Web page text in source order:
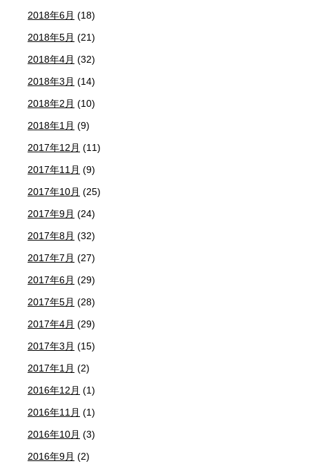
2018年6月 (18)
2018年5月 (21)
2018年4月 (32)
2018年3月 (14)
2018年2月 (10)
2018年1月 (9)
2017年12月 (11)
2017年11月 (9)
2017年10月 (25)
2017年9月 (24)
2017年8月 (32)
2017年7月 (27)
2017年6月 (29)
2017年5月 (28)
2017年4月 (29)
2017年3月 (15)
2017年1月 (2)
2016年12月 (1)
2016年11月 (1)
2016年10月 (3)
2016年9月 (2)